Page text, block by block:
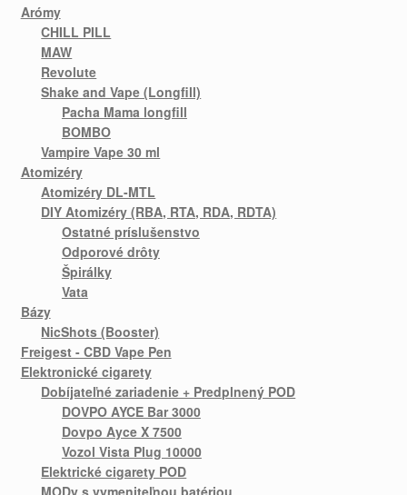
Arómy
CHILL PILL
MAW
Revolute
Shake and Vape (Longfill)
Pacha Mama longfill
BOMBO
Vampire Vape 30 ml
Atomizéry
Atomizéry DL-MTL
DIY Atomizéry (RBA, RTA, RDA, RDTA)
Ostatné príslušenstvo
Odporové drôty
Špirálky
Vata
Bázy
NicShots (Booster)
Freigest - CBD Vape Pen
Elektronické cigarety
Dobíjateľné zariadenie + Predplnený POD
DOVPO AYCE Bar 3000
Dovpo Ayce X 7500
Vozol Vista Plug 10000
Elektrické cigarety POD
MODy s vymeniteľnou batériou